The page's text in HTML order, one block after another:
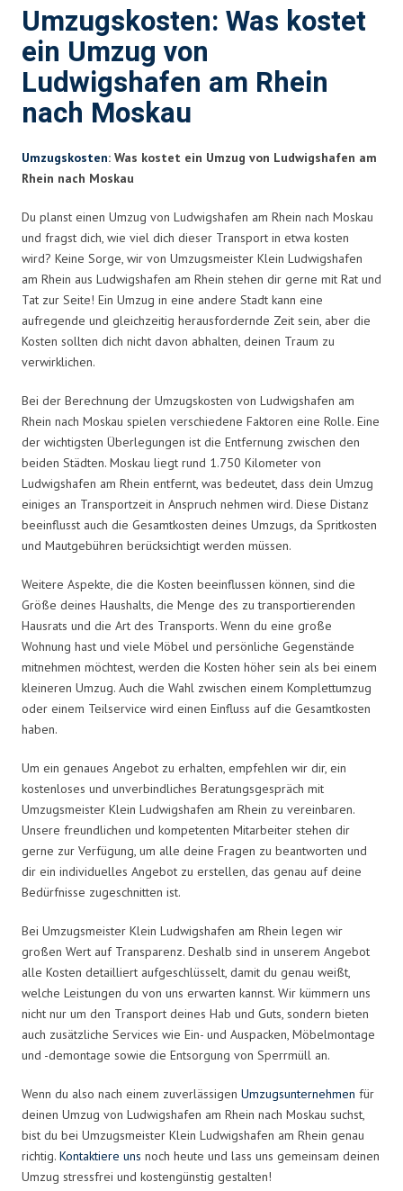
Umzugskosten: Was kostet
ein Umzug von
Ludwigshafen am Rhein
nach Moskau
Umzugskosten: Was kostet ein Umzug von Ludwigshafen am
Rhein nach Moskau
Du planst einen Umzug von Ludwigshafen am Rhein nach Moskau
und fragst dich, wie viel dich dieser Transport in etwa kosten
wird? Keine Sorge, wir von Umzugsmeister Klein Ludwigshafen
am Rhein aus Ludwigshafen am Rhein stehen dir gerne mit Rat und
Tat zur Seite! Ein Umzug in eine andere Stadt kann eine
aufregende und gleichzeitig herausfordernde Zeit sein, aber die
Kosten sollten dich nicht davon abhalten, deinen Traum zu
verwirklichen.
Bei der Berechnung der Umzugskosten von Ludwigshafen am
Rhein nach Moskau spielen verschiedene Faktoren eine Rolle. Eine
der wichtigsten Überlegungen ist die Entfernung zwischen den
beiden Städten. Moskau liegt rund 1.750 Kilometer von
Ludwigshafen am Rhein entfernt, was bedeutet, dass dein Umzug
einiges an Transportzeit in Anspruch nehmen wird. Diese Distanz
beeinflusst auch die Gesamtkosten deines Umzugs, da Spritkosten
und Mautgebühren berücksichtigt werden müssen.
Weitere Aspekte, die die Kosten beeinflussen können, sind die
Größe deines Haushalts, die Menge des zu transportierenden
Hausrats und die Art des Transports. Wenn du eine große
Wohnung hast und viele Möbel und persönliche Gegenstände
mitnehmen möchtest, werden die Kosten höher sein als bei einem
kleineren Umzug. Auch die Wahl zwischen einem Komplettumzug
oder einem Teilservice wird einen Einfluss auf die Gesamtkosten
haben.
Um ein genaues Angebot zu erhalten, empfehlen wir dir, ein
kostenloses und unverbindliches Beratungsgespräch mit
Umzugsmeister Klein Ludwigshafen am Rhein zu vereinbaren.
Unsere freundlichen und kompetenten Mitarbeiter stehen dir
gerne zur Verfügung, um alle deine Fragen zu beantworten und
dir ein individuelles Angebot zu erstellen, das genau auf deine
Bedürfnisse zugeschnitten ist.
Bei Umzugsmeister Klein Ludwigshafen am Rhein legen wir
großen Wert auf Transparenz. Deshalb sind in unserem Angebot
alle Kosten detailliert aufgeschlüsselt, damit du genau weißt,
welche Leistungen du von uns erwarten kannst. Wir kümmern uns
nicht nur um den Transport deines Hab und Guts, sondern bieten
auch zusätzliche Services wie Ein- und Auspacken, Möbelmontage
und -demontage sowie die Entsorgung von Sperrmüll an.
Wenn du also nach einem zuverlässigen Umzugsunternehmen für
deinen Umzug von Ludwigshafen am Rhein nach Moskau suchst,
bist du bei Umzugsmeister Klein Ludwigshafen am Rhein genau
richtig. Kontaktiere uns noch heute und lass uns gemeinsam deinen
Umzug stressfrei und kostengünstig gestalten!